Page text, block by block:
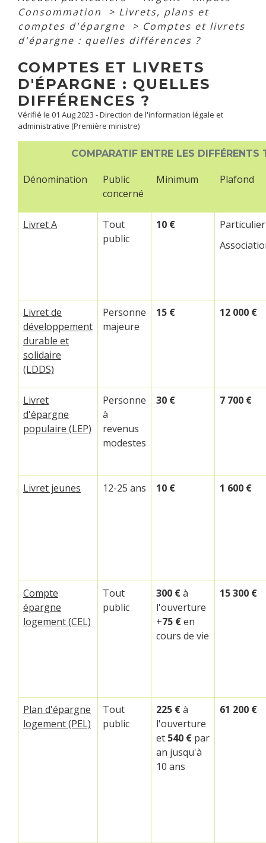
Consommation
> Livrets, plans et
comptes d'épargne
> Comptes et livrets
d'épargne : quelles différences ?
COMPTES ET LIVRETS
D'ÉPARGNE : QUELLES
DIFFÉRENCES ?
Vérifié le 01 Aug 2023 - Direction de l'information légale et
administrative (Première ministre)
COMPARATIF ENTRE LES
Dénomination
Public
concerné
Minimum Plafond
Livret A
Tout
public
10 €
Livret de
développement
durable et
solidaire
(LDDS)
Personne
majeure
15 € 12 000 €
Livret
d'épargne
populaire (LEP)
Personne
à
revenus
modestes
30 € 7 700 €
Livret jeunes 12-25 ans 10 € 1 600 €
Compte
épargne
logement (CEL)
Tout
public
300 €à
l'ouverture
+75 €en
cours de vie
15 300 €
Plan d'épargne
logement (PEL)
Tout
public
225 €à
l'ouverture
et 540 € par
an jusqu'à
10 ans
61 200 €